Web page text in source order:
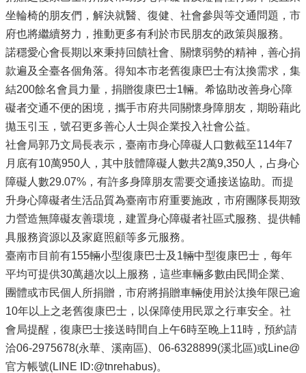
坐輪椅的朋友們，解決就醫、復健、社會參與等交通問題，市
府也將繼續努力，推動更多有利於市民朋友的政策與服務。
諾穩愛心會長期以來秉持回饋社會、關懷弱勢的精神，善心捐
款遍及全臺各個角落。得知本市老舊復康巴士有汰換需求，集
結200餘名會員力量，捐贈復康巴士1輛。希協助改善身心障
礙者交通不便的困境，攜手市府共同關懷身障朋友，期盼藉此
拋玉引玉，號召更多善心人士與企業投入社會公益。
社會局郭乃文局長表示，臺南市身心障礙人口數截至114年7
月底有10萬950人，其中肢體障礙人數共2萬9,350人，占身心
障礙人數29.07%，有許多身障朋友需要交通接送協助。而提
升身心障礙者生活品質為臺南市府重要施政，市府團隊長期致
力營造無障礙友善環境，建置身心障礙者社區式服務、提供輔
具服務資源以及家庭照顧等多元服務。
臺南市目前有155輛小型復康巴士及1輛中型復康巴士，每年
平均可提供30萬趟次以上服務，這些車輛多數由民間企業、
團體或市民個人所捐贈，市府將捐贈車輛使用於汰換年限已逾
10年以上之老舊復康巴士，以保障使用民眾之行車安全。社
會局提醒，復康巴士接送時間自上午6時至晚上11時，預約請
洽06-2975678(永華、溪南區)、06-6328899(溪北區)或Line@
官方帳號(LINE ID:@tnrehabus)。